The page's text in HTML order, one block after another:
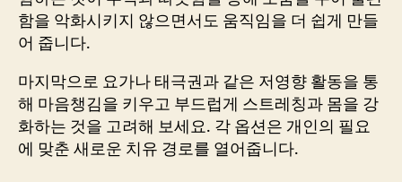
함을 악화시키지 않으면서도 움직임을 더 쉽게 만들
어 줍니다.
마지막으로 요가나 태극권과 같은 저영향 활동을 통
해 마음챙김을 키우고 부드럽게 스트레칭과 몸을 강
화하는 것을 고려해 보세요. 각 옵션은 개인의 필요
에 맞춘 새로운 치유 경로를 열어줍니다.